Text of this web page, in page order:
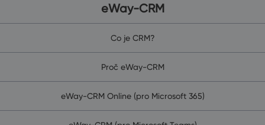
eWay-CRM
Co je CRM?
Proč eWay-CRM
eWay-CRM Online (pro Microsoft 365)